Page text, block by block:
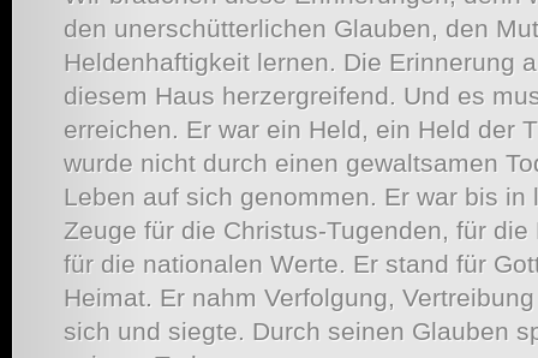
den unerschütterlichen Glauben, den
Heldenhaftigkeit lernen. Die Erinnerung
diesem Haus herzergreifend. Und es
erreichen. Er war ein Held, ein Held der
wurde nicht durch einen gewaltsamen
Leben auf sich genommen. Er war bis in
Zeuge für die Christus-Tugenden, für
für die nationalen Werte. Er stand für
Heimat. Er nahm Verfolgung,
sich und siegte. Durch seinen Glauben